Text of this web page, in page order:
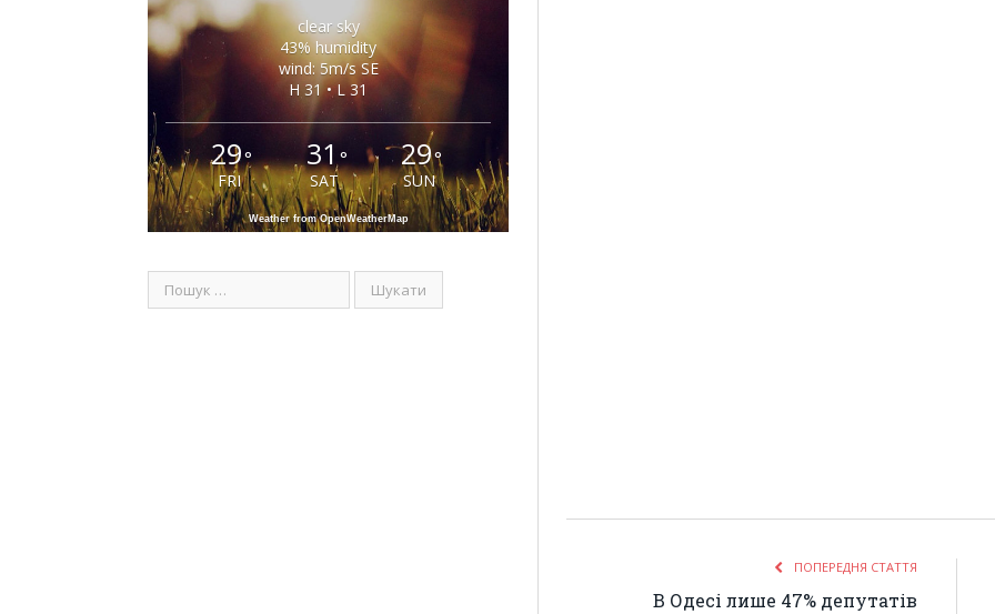
clear sky
43% humidity
wind: 5m/s SE
H 31 • L 31
29°
FRI
31°
SAT
29°
SUN
Weather from OpenWeatherMap
ПОПЕРЕДНЯ СТАТТЯ
В Одесі лише 47% депутатів